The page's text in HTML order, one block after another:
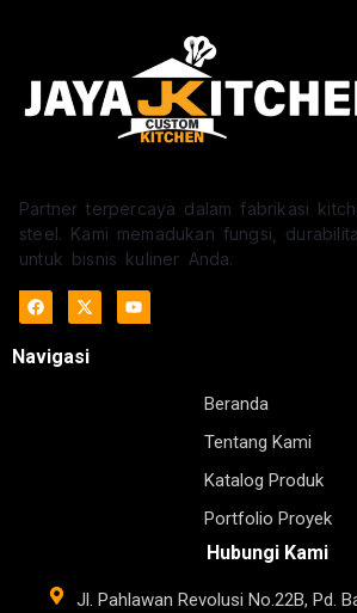
Partner terpercaya dalam fabrikasi
steel. Kami memadukan fungsi,
untuk bisnis kuliner Anda.
Navigasi
Beranda
Tentang Kami
Katalog Produk
Portfolio Proyek
Hubungi Kami
Jl. Pahlawan Revolusi No.22B, Pd.